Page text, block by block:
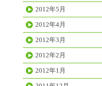
2012年5月
2012年4月
2012年3月
2012年2月
2012年1月